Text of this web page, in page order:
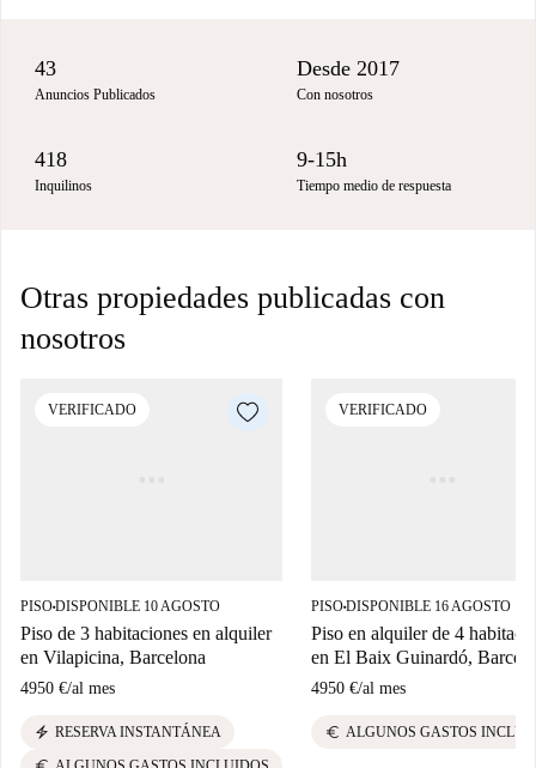
43
Anuncios Publicados
Desde 2017
Con nosotros
418
Inquilinos
9-15h
Tiempo medio de respuesta
Otras propiedades publicadas con
nosotros
VERIFICADO
PISO■DISPONIBLE 10 AGOSTO
Piso de 3 habitaciones en alquiler
en Vilapicina, Barcelona
4950 €/al mes
electric_bolt RESERVA INSTANTÁNEA
VERIFICADO
PISO■DISPONIBLE 16 AGOSTO
Piso en alquiler de 4
en El Baix Guinardó,
4950 €/al mes
euro ALGUNOS GASTOS